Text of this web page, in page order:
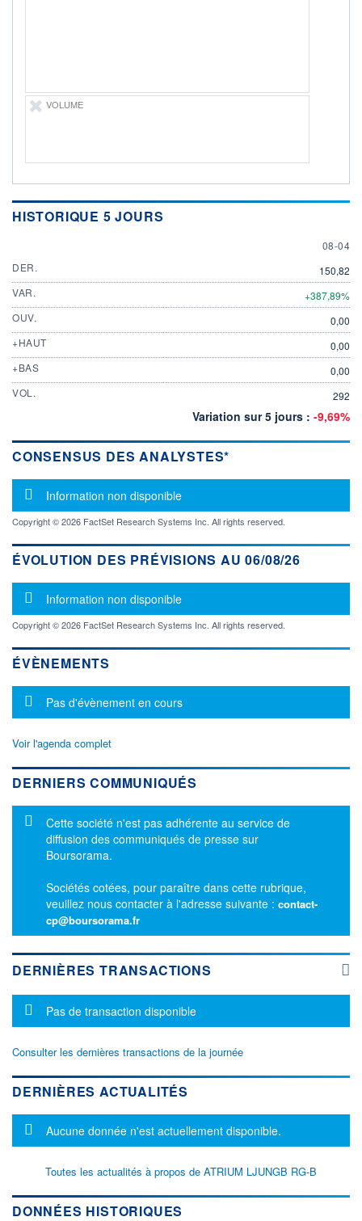
ÉLIGIBILITÉ
Non éligible
VOLUME
HISTORIQUE 5 JOURS
8 APRIL
08-04
DER.
150,82
VAR.
+387,89%
OUV.
0,00
+HAUT
0,00
+BAS
0,00
VOL.
292
Variation sur 5 jours : -9,69%
CONSENSUS DES ANALYSTES*
Message d'information
Information non disponible
Copyright © 2026 FactSet Research Systems Inc. All rights reserved.
ÉVOLUTION DES PRÉVISIONS AU 06/08/26
Message d'information
Information non disponible
Copyright © 2026 FactSet Research Systems Inc. All rights reserved.
ÉVÈNEMENTS
Message d'information
Pas d'évènement en cours
Voir l'agenda complet
DERNIERS COMMUNIQUÉS
Message d'information
Cette société n'est pas adhérente au service de
diffusion des communiqués de presse sur
Boursorama.
Sociétés cotées, pour paraître dans cette rubrique,
veuillez nous contacter à l'adresse suivante : contact-
cp@boursorama.fr
DERNIÈRES TRANSACTIONS
Message d'information
Pas de transaction disponible
Consulter les dernières transactions de la journée
DERNIÈRES ACTUALITÉS
Message d'information
Aucune donnée n'est actuellement disponible.
Toutes les actualités à propos de ATRIUM LJUNGB RG-B
DONNÉES HISTORIQUES